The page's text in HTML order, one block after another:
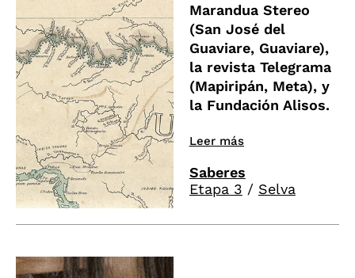
Marandua Stereo
(San José del
Guaviare, Guaviare),
la revista Telegrama
(Mapiripán, Meta), y
la Fundación Alisos.
Leer más
Saberes
Etapa 3 / Selva